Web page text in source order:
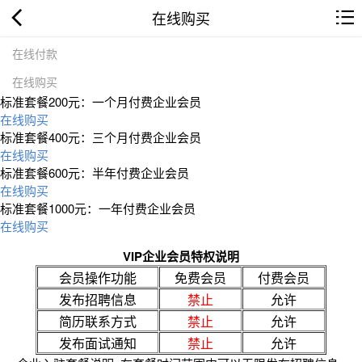
在线购买
在线付款
在线购买
标准套餐200元：一个月付费企业会员
在线购买
标准套餐400元：三个月付费企业会员
在线购买
标准套餐600元：半年付费企业会员
在线购买
标准套餐1000元：一年付费企业会员
在线购买
VIP企业会员特权说明
会员操作功能 免费会员
付费会员
发布招聘信息
禁止
允许
简历联系方式
禁止
允许
发布面试通知
禁止 允许